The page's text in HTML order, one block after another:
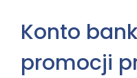
Konto
promocji